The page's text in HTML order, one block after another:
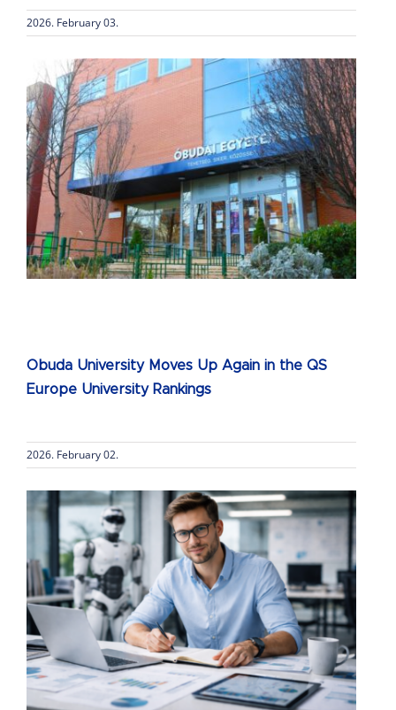
2026. February 03.
Obuda University Moves Up Again in the QS
Europe University Rankings
2026. February 02.